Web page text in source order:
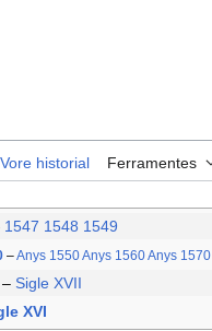
Vore historial Ferramentes
1547 1548 1549
–Anys 1550Anys 1560Anys 1570
– Sigle XVII
XVI